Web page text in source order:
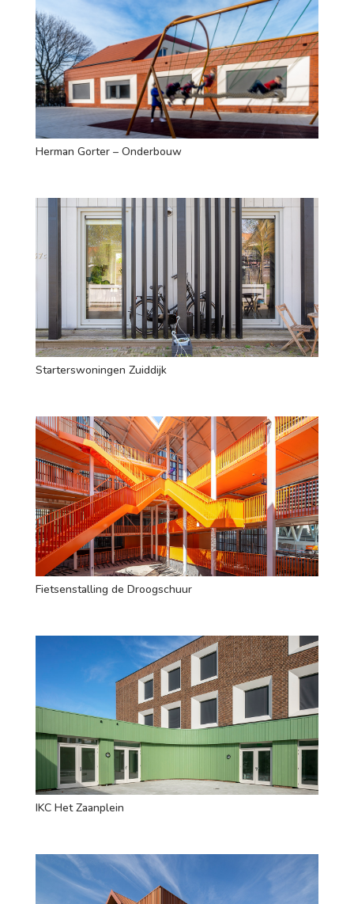
Herman Gorter – Onderbouw
Starterswoningen Zuiddijk
Fietsenstalling de Droogschuur
IKC Het Zaanplein